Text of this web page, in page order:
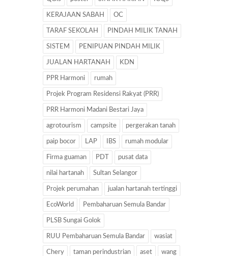
KERAJAAN SABAH OC
TARAF SEKOLAH PINDAH MILIK TANAH
SISTEM PENIPUAN PINDAH MILIK
JUALAN HARTANAH KDN
PPR Harmoni rumah
Projek Program Residensi Rakyat (PRR)
PRR Harmoni Madani Bestari Jaya
agrotourism campsite pergerakan tanah
paip bocor LAP IBS rumah modular
Firma guaman PDT pusat data
nilai hartanah Sultan Selangor
Projek perumahan jualan hartanah tertinggi
EcoWorld Pembaharuan Semula Bandar
PLSB Sungai Golok
RUU Pembaharuan Semula Bandar wasiat
Chery taman perindustrian aset wang